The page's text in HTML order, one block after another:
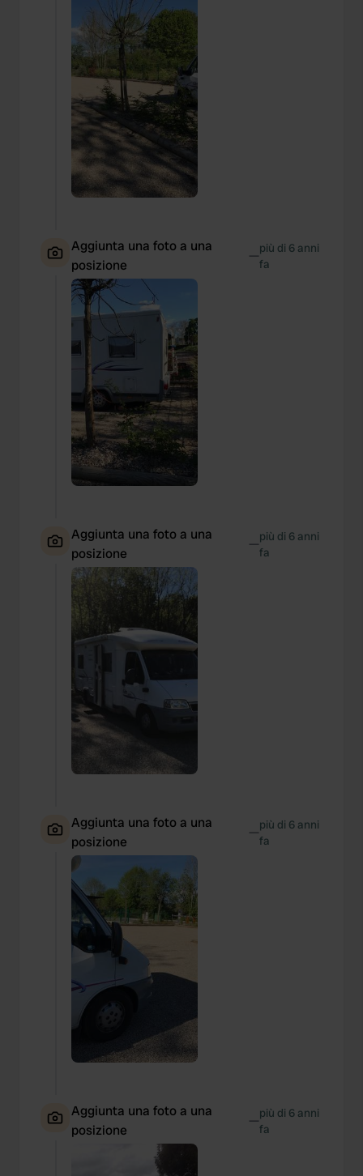
We also share information about your use of our site with
our social media, advertising and analytics partners who
may combine it with other information that you’ve
provided to them or that they’ve collected from your use
of their services.
Aggiunta una foto a una
posizione
—più di 6 anni
fa
Aggiunta una foto a una
posizione
—più di 6 anni
fa
Aggiunta una foto a una
posizione
—più di 6 anni
fa
Aggiunta una foto a una
posizione
—più di 6 anni
fa